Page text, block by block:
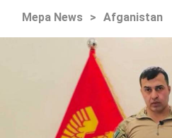
Mepa News > Afganistan